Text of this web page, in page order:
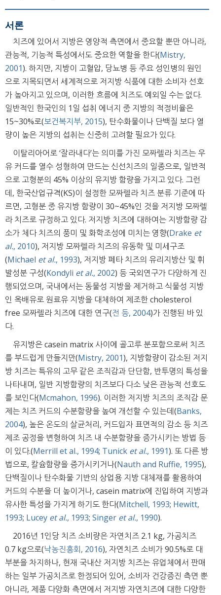
서론
치즈에 있어서 지방은 영양적 측면에서 중요할 뿐만 아니라,
관능적, 기능적 특성에서도 중요한 역할을 한다(Mistry,
2001). 하지만, 지방이 고혈압, 당뇨병 등 주요 성인병의 원인
으로 지목되면서 세계적으로 저지방 식품에 대한 소비자 선호
가 높아지고 있으며, 이러한 흐름에 치즈도 예외일 수는 없다.
일반적인 한국인의 1일 섭취 에너지 중 지방의 적정비율은
15~30%로(보건복지부, 2015), 탄수화물이나 단백질 보다 열
량이 높은 지방의 섭취는 신중히 고려할 필요가 있다.
이탈리아어로 ‘잘라내다’는 의미를 가진 모짜렐라 치즈는 우
유 커드를 열수 성형하여 만드는 신선치즈의 일종으로, 일반적
으로 고형분의 45% 이상의 유지방 함량을 가지고 있다. 그런
데, 한국산업규격(KS)이 설정한 모짜렐라 치즈 분류 기준에 따
르면, 고형분 중 유지방 함량이 30~45%인 것을 저지방 모짜렐
라 치즈로 규정하고 있다. 저지방 치즈에 대하여는 지방함량 감
소가 체다 치즈의 풍미 및 화학조성에 미치는 영향(Drake et
al., 2010), 저지방 모짜렐라 치즈의 유동학 및 미세구조
(Michael et al., 1993), 저지방 페타 치즈의 유리지방산 및 휘
발성분 구성(Kondyli et al., 2002) 등 국외연구가 다양하게 진
행되었으며, 국내에서는 동물성 지방을 제거하고 식물성 지방
인 옥배유로 원료유 지방을 대체하여 제조한 cholesterol
free 모짜렐라 치즈에 대한 연구(전 등, 2004)가 진행된 바 있
다.
유지방은 casein matrix 사이에 골고루 분포함으로써 치즈
를 부드럽게 만들지만(Mistry, 2001), 지방함량이 감소된 저지
방 치즈는 특유의 고무 같은 조직감과 단단함, 반투명의 특성을
나타내며, 일반 지방함량의 치즈보다 다소 낮은 관능적 선호도
를 보인다(Mcmahon, 1996). 이러한 저지방 치즈의 조직감 문
제는 치즈 커드의 수분함량을 높여 개선할 수 있는데(Banks,
2004), 높은 온도의 살균처리, 커드입자 표면적의 감소 등 치즈
제조 공정을 변형하여 치즈 내 수분함량을 증가시키는 방법 등
이 있다.(Merrill et al., 1994; Tunick et al., 1991). 또 다른 방
법으로, 칼슘함량을 증가시키거나(Nauth and Ruffie, 1995),
단백질이나 탄수화물 기반의 상업용 지방 대체재를 활용하여
커드의 수분을 더 높이거나, casein matrix에 진입하여 지방과
유사한 특성을 가지게 하기도 한다(Mitchell, 1993; Hewitt,
1993; Lucey et al., 1993; Singer et al., 1990).
2016년 1인당 치즈 소비량은 자연치즈 2.1 kg, 가공치즈
0.7 kg으로(낙농진흥회, 2016), 자연치즈 소비가 90.5%로 대
부분을 차지하나, 현재 국내산 저지방 치즈는 유업체에서 판매
하는 일부 가공치즈로 한정되어 있어, 소비자 건강증진 측면 뿐
아니라, 제품 다양화 측면에서 저지방 자연치즈에 대한 다양한